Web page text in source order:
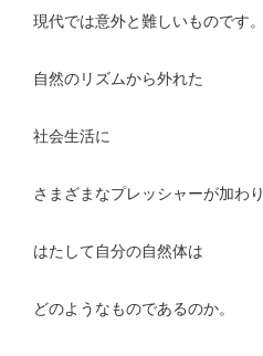
現代では意外と難しいものです。
自然のリズムから外れた
社会生活に
さまざまなプレッシャーが加わり
はたして自分の自然体は
どのようなものであるのか。